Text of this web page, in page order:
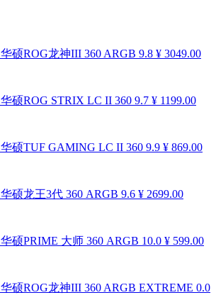
华硕ROG龙神III 360 ARGB 9.8 ¥ 3049.00
华硕ROG STRIX LC II 360 9.7 ¥ 1199.00
华硕TUF GAMING LC II 360 9.9 ¥ 869.00
华硕龙王3代 360 ARGB 9.6 ¥ 2699.00
华硕PRIME 大师 360 ARGB 10.0 ¥ 599.00
华硕ROG龙神III 360 ARGB EXTREME 0.0